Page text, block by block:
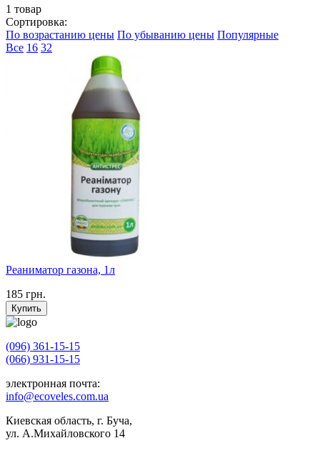
1 товар
Сортировка:
По возрастанию цены По убыванию цены Популярные
Все 16 32
Реаниматор газона, 1л
185 грн.
Купить
(096) 361-15-15
(066) 931-15-15
электронная почта:
info@ecoveles.com.ua
Киевская область, г. Буча,
ул. А.Михайловского 14